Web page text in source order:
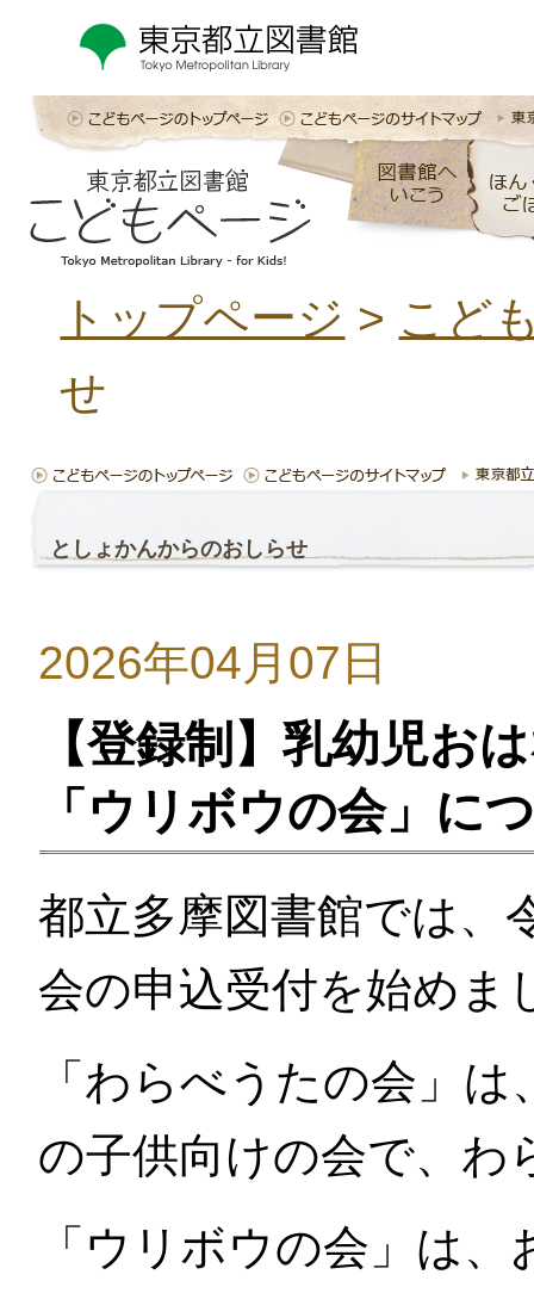
トップページ > こど
せ
としょかんからのおしらせ
2026年04月07日
【登録制】乳幼児お
「ウリボウの会」に
都立多摩図書館では、
会の申込受付を始めま
「わらべうたの会」
の子供向けの会で、わ
「ウリボウの会」は